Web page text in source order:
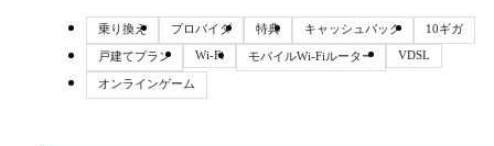
乗り換え プロバイダ 特典 キャッシュバック 10ギガ
戸建てプラン Wi-Fi モバイルWi-Fiルーター VDSL
オンラインゲーム